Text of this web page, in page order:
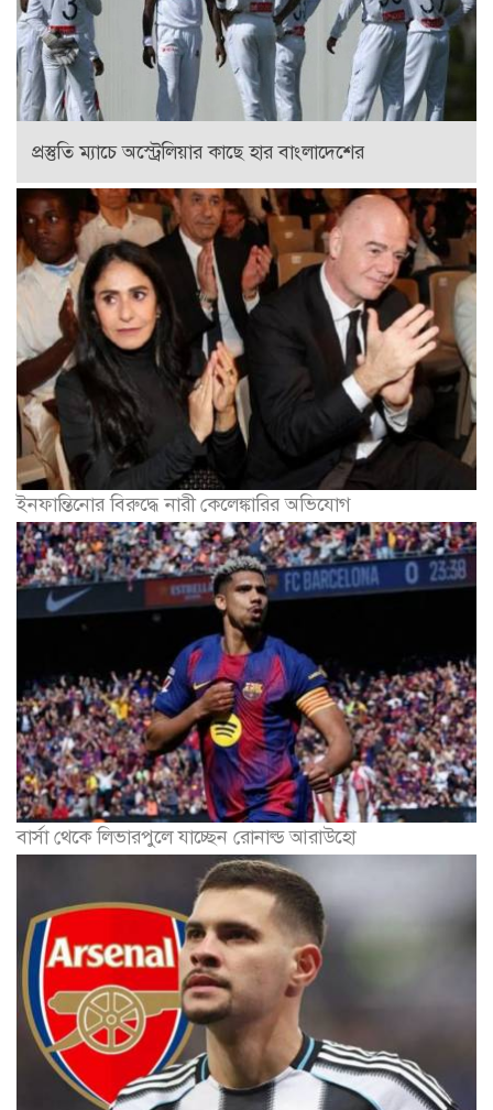
প্রস্তুতি ম্যাচে অস্ট্রেলিয়ার কাছে হার বাংলাদেশের
ইনফান্তিনোর বিরুদ্ধে নারী কেলেঙ্কারির অভিযোগ
বার্সা থেকে লিভারপুলে যাচ্ছেন রোনাল্ড আরাউহো